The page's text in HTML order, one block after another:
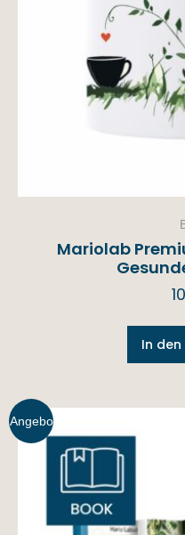
Mariolab
In
Angebo